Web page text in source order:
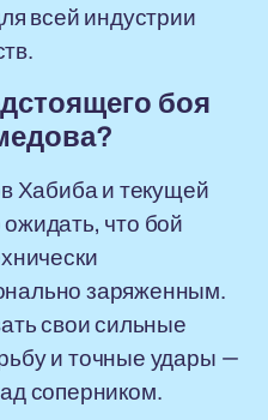
всей индустрии
боя
Хабиба и текущей
что бой
заряженным.
свои сильные
и точные удары —
соперником.